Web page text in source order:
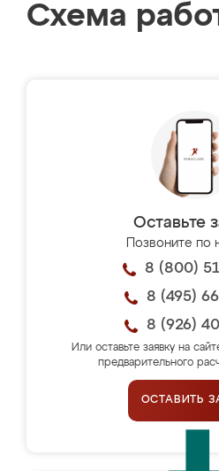
Схема
Оставьте
Позвоните по
8 (800)
8 (495)
8 (926)
Или оставьте заявку на
предварительного
ОСТАВИТЬ